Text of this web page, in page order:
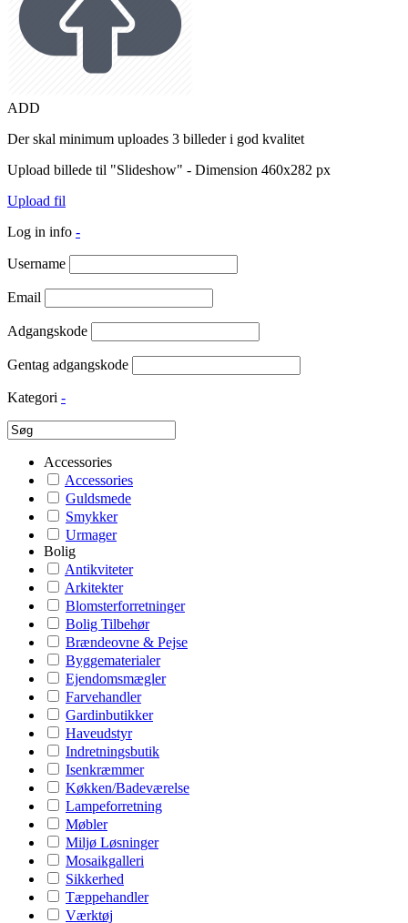
ADD
Der skal minimum uploades 3 billeder i god kvalitet
Upload billede til "Slideshow" - Dimension 460x282 px
Upload fil
Log in info -
Username
Email
Adgangskode
Gentag adgangskode
Kategori -
Accessories
Accessories
Guldsmede
Smykker
Urmager
Bolig
Antikviteter
Arkitekter
Blomsterforretninger
Bolig Tilbehør
Brændeovne & Pejse
Byggematerialer
Ejendomsmægler
Farvehandler
Gardinbutikker
Haveudstyr
Indretningsbutik
Isenkræmmer
Køkken/Badeværelse
Lampeforretning
Møbler
Miljø Løsninger
Mosaikgalleri
Sikkerhed
Tæppehandler
Værktøj